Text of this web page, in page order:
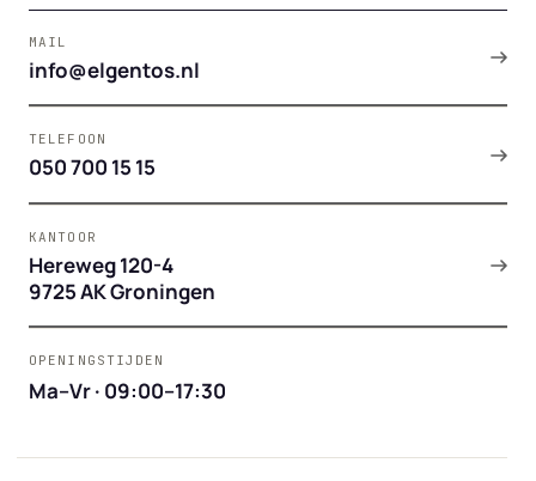
MAIL
info@elgentos.nl
TELEFOON
050 700 15 15
KANTOOR
Hereweg 120-4
9725 AK Groningen
OPENINGSTIJDEN
Ma–Vr · 09:00–17:30